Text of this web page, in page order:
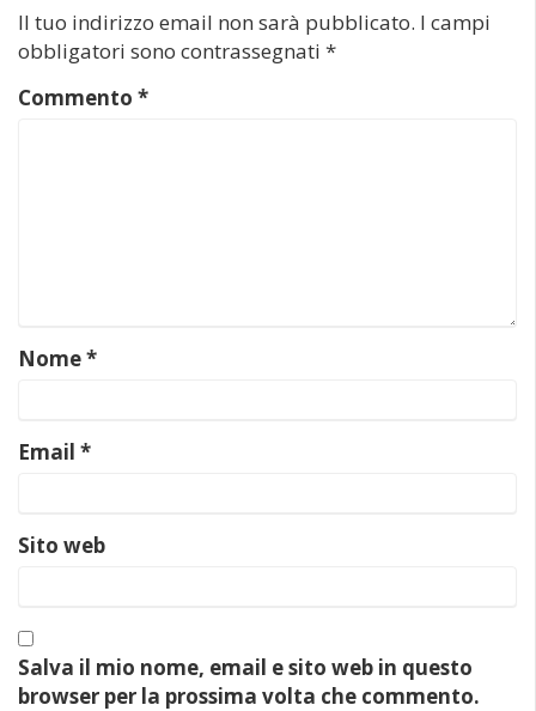
Il tuo indirizzo email non sarà pubblicato. I campi
obbligatori sono contrassegnati *
Commento *
Nome*
Email *
Sito web
Salva il mio nome, email e sito web in questo
browser per la prossima volta che commento.